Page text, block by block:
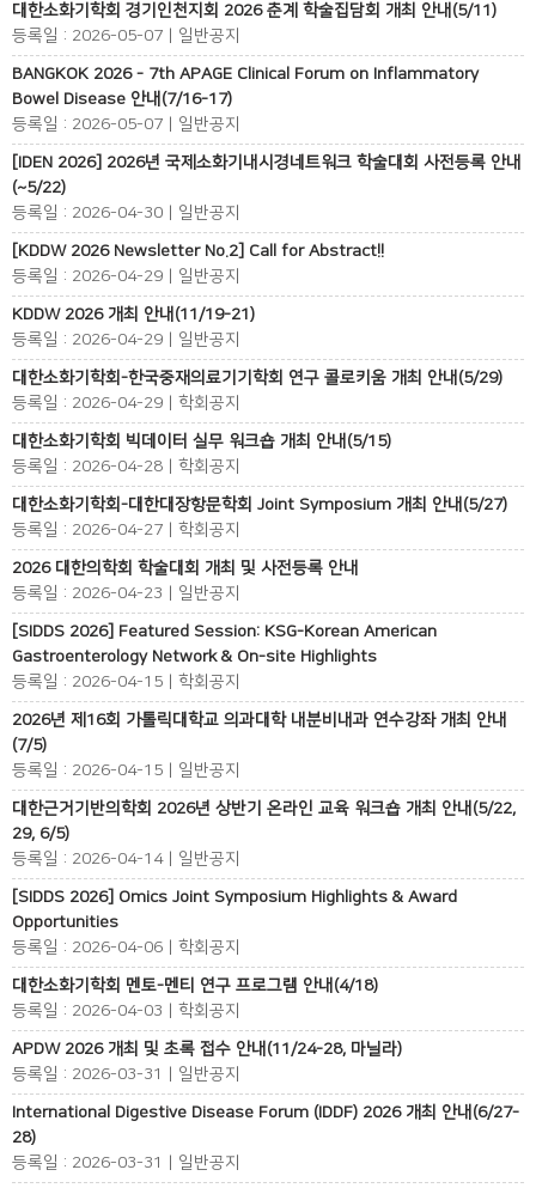
대한소화기학회 경기인천지회 2026 춘계 학술집담회 개최 안내(5/11)
등록일 : 2026-05-07 | 일반공지
BANGKOK 2026 - 7th APAGE Clinical Forum on Inflammatory
Bowel Disease 안내(7/16-17)
등록일 : 2026-05-07 | 일반공지
[IDEN 2026] 2026년 국제소화기내시경네트워크 학술대회 사전등록 안내
(~5/22)
등록일 : 2026-04-30 | 일반공지
[KDDW 2026 Newsletter No.2] Call for Abstract!!
등록일 : 2026-04-29 | 일반공지
KDDW 2026 개최 안내(11/19-21)
등록일 : 2026-04-29 | 일반공지
대한소화기학회-한국중재의료기기학회 연구 콜로키움 개최 안내(5/29)
등록일 : 2026-04-29 | 학회공지
대한소화기학회 빅데이터 실무 워크숍 개최 안내(5/15)
등록일 : 2026-04-28 | 학회공지
대한소화기학회-대한대장항문학회 Joint Symposium 개최 안내(5/27)
등록일 : 2026-04-27 | 학회공지
2026 대한의학회 학술대회 개최 및 사전등록 안내
등록일 : 2026-04-23 | 일반공지
[SIDDS 2026] Featured Session: KSG-Korean American
Gastroenterology Network & On-site Highlights
등록일 : 2026-04-15 | 학회공지
2026년 제16회 가톨릭대학교 의과대학 내분비내과 연수강좌 개최 안내
(7/5)
등록일 : 2026-04-15 | 일반공지
대한근거기반의학회 2026년 상반기 온라인 교육 워크숍 개최 안내(5/22,
29, 6/5)
등록일 : 2026-04-14 | 일반공지
[SIDDS 2026] Omics Joint Symposium Highlights & Award
Opportunities
등록일 : 2026-04-06 | 학회공지
대한소화기학회 멘토-멘티 연구 프로그램 안내(4/18)
등록일 : 2026-04-03 | 학회공지
APDW 2026 개최 및 초록 접수 안내(11/24-28, 마닐라)
등록일 : 2026-03-31 | 일반공지
International Digestive Disease Forum (IDDF) 2026 개최 안내(6/27-
28)
등록일 : 2026-03-31 | 일반공지